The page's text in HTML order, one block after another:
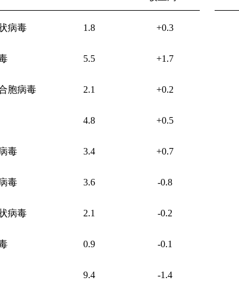
病毒 1.8 +0.3
5.5 +1.7
胞病毒 2.1 +0.2
4.8 +0.5
毒 3.4 +0.7
毒 3.6 -0.8
病毒 2.1 -0.2
0.9 -0.1
9.4 -1.4